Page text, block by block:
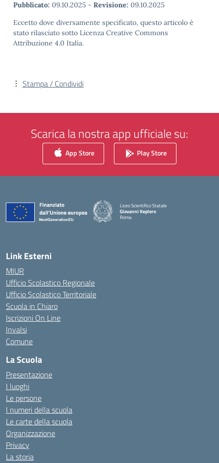
Pubblicato: 09.10.2025 - Revisione: 09.10.2025
Eccetto dove diversamente specificato, questo articolo è
stato rilasciato sotto Licenza Creative Commons
Attribuzione 4.0 Italia.
Stampa / Condividi
Scarica la nostra app ufficiale su:
App Store Play Store
Liceo Scientifico Statale
Giovanni Keplero
Roma
Link Esterni
MIUR
Ufficio Scolastico Regionale
Ufficio Scolastico Territoriale
Scuola in Chiaro
Iscrizioni On Line
Invalsi
Comune
La Scuola
Presentazione
I luoghi
Le persone
I numeri della scuola
Le carte della scuola
Organizzazione
Privacy
La storia